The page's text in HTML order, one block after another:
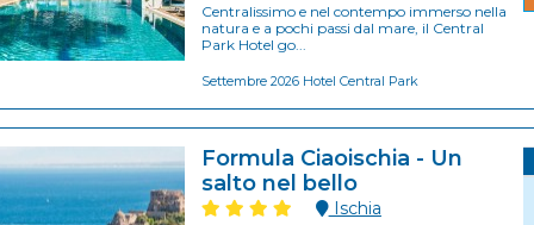
Centralissimo e nel contempo immerso nella
natura e a pochi passi dal mare, il Central
Park Hotel go...
Settembre 2026 Hotel Central Park
Formula Ciaoischia - Un
salto nel bello
Ischia